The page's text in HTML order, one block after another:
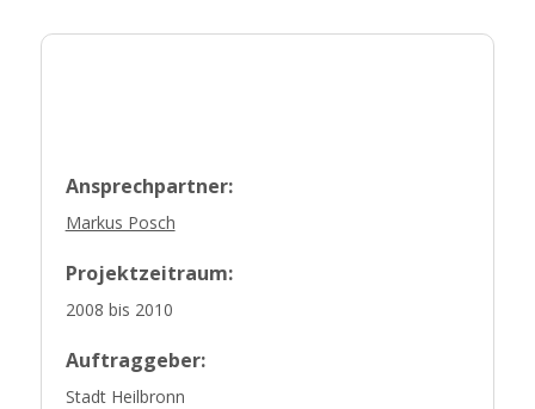
Ansprechpartner:
Markus Posch
Projektzeitraum:
2008 bis 2010
Auftraggeber:
Stadt Heilbronn